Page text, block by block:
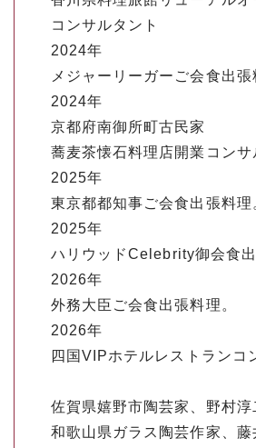
コンサルタント
2024年
メジャーリーガーご会食出張
2024年
京都府南御所町古民家
蕎麦茶懐石料理店開業コンサ
2025年
東京都都知事ご会食出張料理
2025年
ハリウッドCelebrity御会食出
2026年
外務大臣ご会食出張料理。
2026年
四国VIPホテルレストランコ
佐賀県嬉野市陶芸家、野村淳
和歌山県ガラス陶芸作家、藤